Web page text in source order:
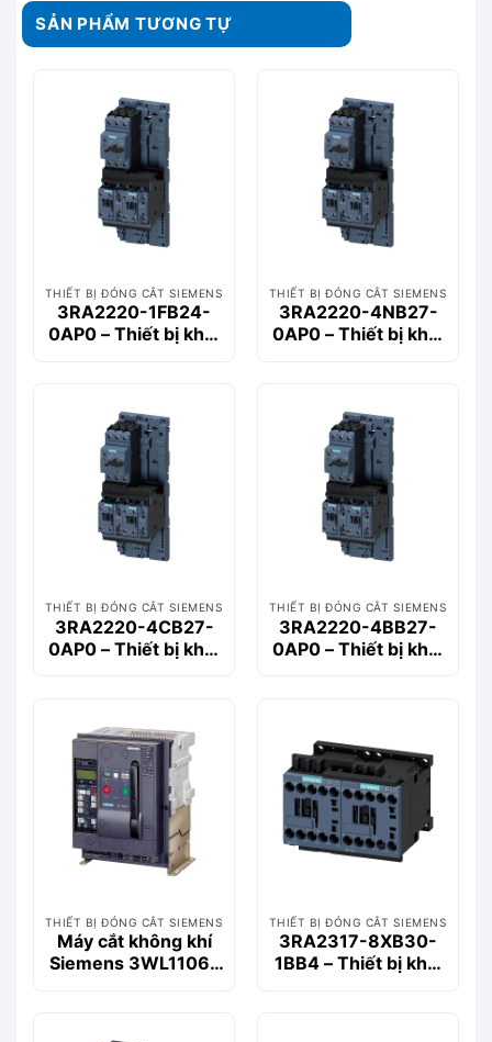
SẢN PHẨM TƯƠNG TỰ
THIẾT BỊ ĐÓNG CẮT SIEMENS
3RA2220-1FB24-
0AP0 – Thiết bị khởi
THIẾT BỊ ĐÓNG CẮT SIEMENS
3RA2220-4NB27-
0AP0 – Thiết bị khởi
THIẾT BỊ ĐÓNG CẮT SIEMENS
3RA2220-4CB27-
0AP0 – Thiết bị khởi
THIẾT BỊ ĐÓNG CẮT SIEMENS
3RA2220-4BB27-
0AP0 – Thiết bị khởi
THIẾT BỊ ĐÓNG CẮT SIEMENS
Máy cắt không khí
Siemens 3WL1106-
THIẾT BỊ ĐÓNG CẮT SIEMENS
3RA2317-8XB30-
1BB4 – Thiết bị khởi